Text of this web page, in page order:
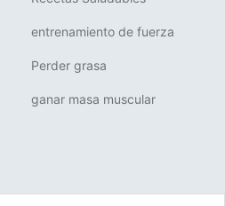
entrenamiento de fuerza
Perder grasa
ganar masa muscular